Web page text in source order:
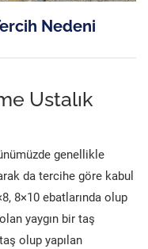
Nedeni
Ustalık
genellikle
da tercihe göre kabul
8×10 ebatlarında olup
yaygın bir taş
olup yapılan